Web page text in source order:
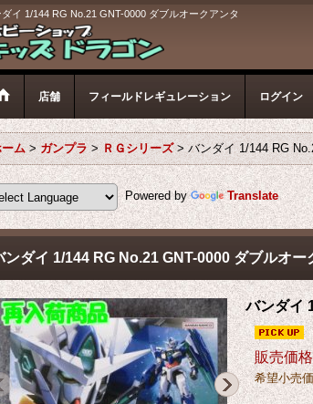
ダイ 1/144 RG No.21 GNT-0000 ダブルオークアンタ
店舗 フィールドレギュレーション ログイン
ム > ガンプラ > ＲＧシリーズ > バンダイ 1/144 RG
Powered by Translate
ンダイ 1/144 RG No.21 GNT-0000 ダブルオー
バンダイ
販売価格
希望小売